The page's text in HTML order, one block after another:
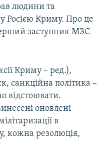
людини та
Росією Криму. Про це
заступник МЗС
Криму – ред.),
санкційна політика –
відстоювати.
оновлені
в
кожна резолюція,